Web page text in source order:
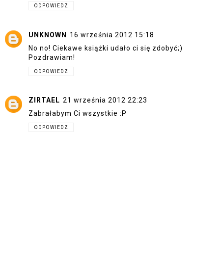
ODPOWIEDZ
UNKNOWN 16 września 2012 15:18
No no! Ciekawe książki udało ci się zdobyć;)
Pozdrawiam!
ODPOWIEDZ
ZIRTAEL 21 września 2012 22:23
Zabrałabym Ci wszystkie :P
ODPOWIEDZ